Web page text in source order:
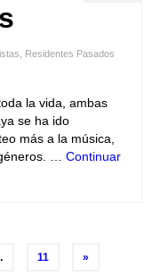
Residentes Pasados
la vida, ambas
se ha ido
más a la música,
… Continuar
11 »